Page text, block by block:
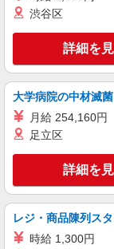
キープ
パーソルテンプス
野）/26-0585800
キープ
渋谷区
詳細を
大学病院の中材滅菌
月給 254,160円
足立区
詳細を
レジ・商品陳列ス
時給 1,300円